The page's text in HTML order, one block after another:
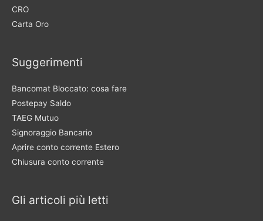
CRO
Carta Oro
Suggerimenti
Bancomat Bloccato: cosa fare
Postepay Saldo
TAEG Mutuo
Signoraggio Bancario
Aprire conto corrente Estero
Chiusura conto corrente
Gli articoli più letti